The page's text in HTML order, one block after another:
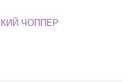
ЧОППЕР